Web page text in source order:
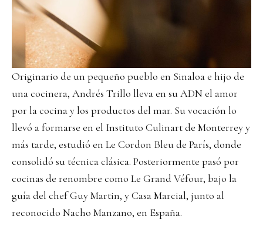
Originario de un pequeño pueblo en Sinaloa e hijo de
una cocinera, Andrés Trillo lleva en su ADN el amor
por la cocina y los productos del mar. Su vocación lo
llevó a formarse en el Instituto Culinart de Monterrey y
más tarde, estudió en Le Cordon Bleu de París, donde
consolidó su técnica clásica. Posteriormente pasó por
cocinas de renombre como Le Grand Véfour, bajo la
guía del chef Guy Martin, y Casa Marcial, junto al
reconocido Nacho Manzano, en España.